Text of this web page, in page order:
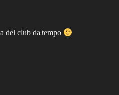
del club da tempo